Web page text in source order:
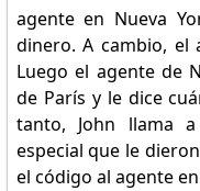
agente en Nueva
dinero. A cambio, el
Luego el agente de
de París y le dice
tanto, John llama
especial que le
el código al agente